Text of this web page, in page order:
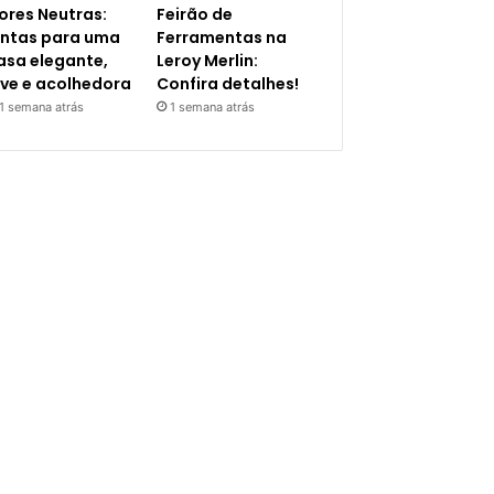
Neutras:
para uma
elegante,
e acolhedora
1 semana atrás
Feirão de
Ferramentas na
Leroy Merlin:
Confira detalhes!
1 semana atrás